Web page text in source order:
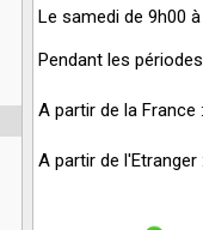
Le samedi de 9h00 à
Pendant les
A partir de la France :
A partir de l'Etranger